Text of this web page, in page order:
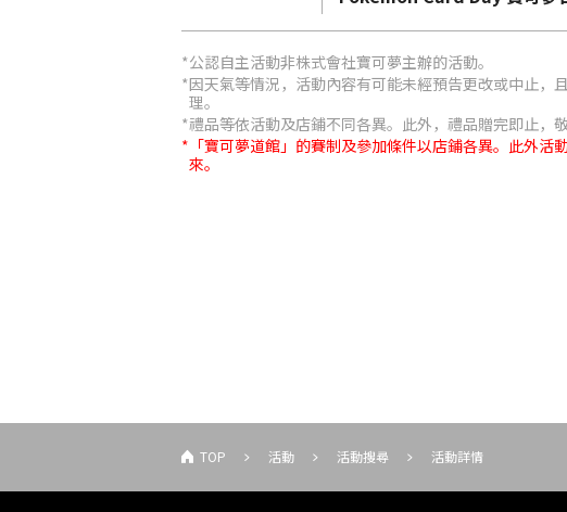
公認自主活動非株式會社寶可夢主辦的活動。
因天氣等情況，活動內容有可能未經預告更改或中止，
理。
禮品等依活動及店鋪不同各異。此外，禮品贈完即止，敬
「寶可夢道館」的賽制及參加條件以店鋪各異。此外
來。
TOP 活動 活動搜尋 活動詳情